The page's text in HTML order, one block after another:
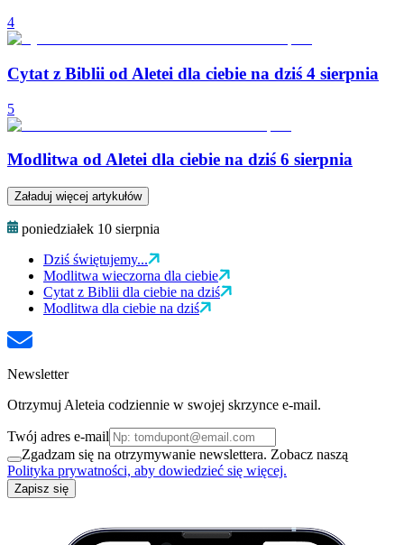
4
Cytat z Biblii od Aletei dla ciebie na dziś 4 sierpnia
5
Modlitwa od Aletei dla ciebie na dziś 6 sierpnia
Załaduj więcej artykułów
poniedziałek 10 sierpnia
Dziś świętujemy...
Modlitwa wieczorna dla ciebie
Cytat z Biblii dla ciebie na dziś
Modlitwa dla ciebie na dziś
Newsletter
Otrzymuj Aleteia codziennie w swojej skrzynce e-mail.
Twój adres e-mail
Zgadzam się na otrzymywanie newslettera. Zobacz naszą
Polityka prywatności, aby dowiedzieć się więcej.
Zapisz się